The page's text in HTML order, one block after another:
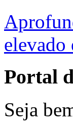
Portal
Seja